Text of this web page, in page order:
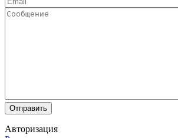
Авторизация